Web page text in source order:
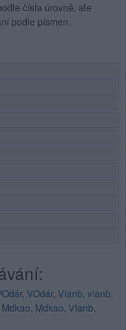
čísla úrovně, ale
podle písmen.
, VOdár, Vlanb, vlanb,
Mdkao, Mdkao, Vlanb,